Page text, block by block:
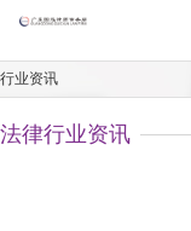
行业资讯
法律行业资讯